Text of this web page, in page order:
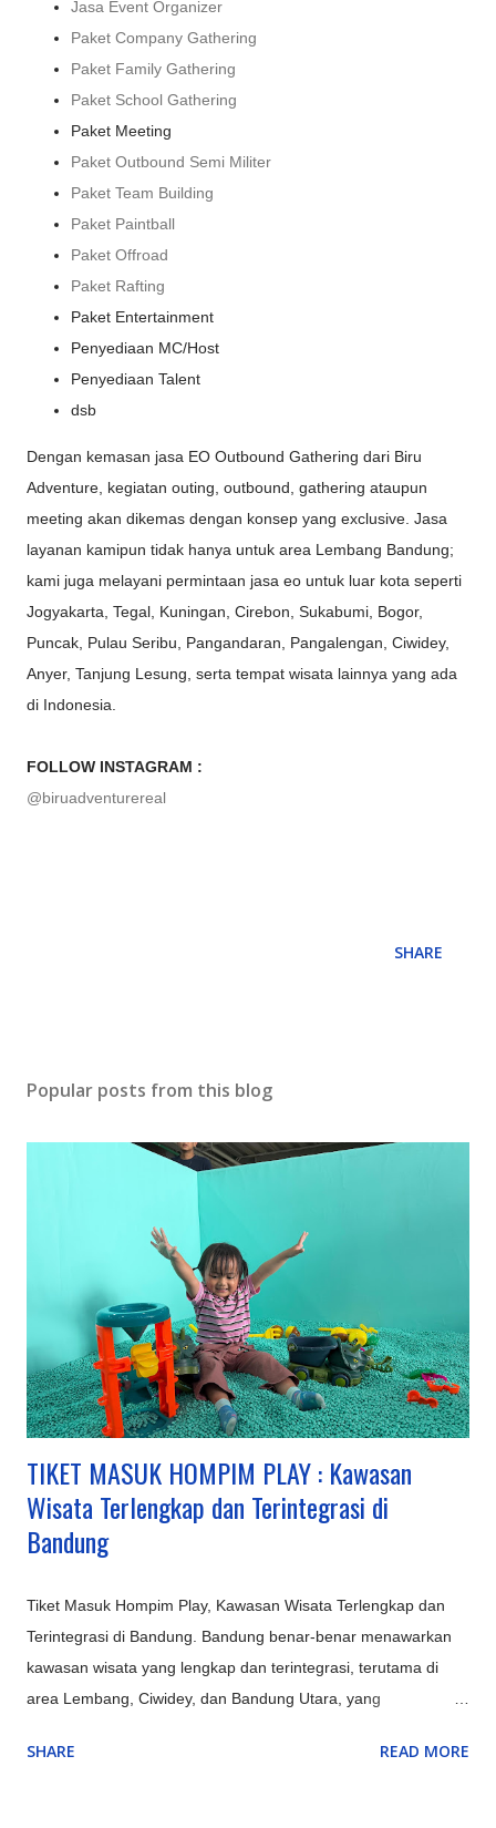
Jasa Event Organizer
Paket Company Gathering
Paket Family Gathering
Paket School Gathering
Paket Meeting
Paket Outbound Semi Militer
Paket Team Building
Paket Paintball
Paket Offroad
Paket Rafting
Paket Entertainment
Penyediaan MC/Host
Penyediaan Talent
dsb
Dengan kemasan jasa EO Outbound Gathering dari Biru
Adventure, kegiatan outing, outbound, gathering ataupun
meeting akan dikemas dengan konsep yang exclusive. Jasa
layanan kamipun tidak hanya untuk area Lembang Bandung;
kami juga melayani permintaan jasa eo untuk luar kota seperti
Jogyakarta, Tegal, Kuningan, Cirebon, Sukabumi, Bogor,
Puncak, Pulau Seribu, Pangandaran, Pangalengan, Ciwidey,
Anyer, Tanjung Lesung, serta tempat wisata lainnya yang ada
di Indonesia.
FOLLOW INSTAGRAM :
@biruadventurereal
SHARE
Popular posts from this blog
TIKET MASUK HOMPIM PLAY : Kawasan
Wisata Terlengkap dan Terintegrasi di
Bandung
Tiket Masuk Hompim Play, Kawasan Wisata Terlengkap dan
Terintegrasi di Bandung. Bandung benar-benar menawarkan
kawasan wisata yang lengkap dan terintegrasi, terutama di
area Lembang, Ciwidey, dan Bandung Utara, yang
Tangkuban Parahu, Kawah Putih), rekreasi keluarga
SHARE READ MORE